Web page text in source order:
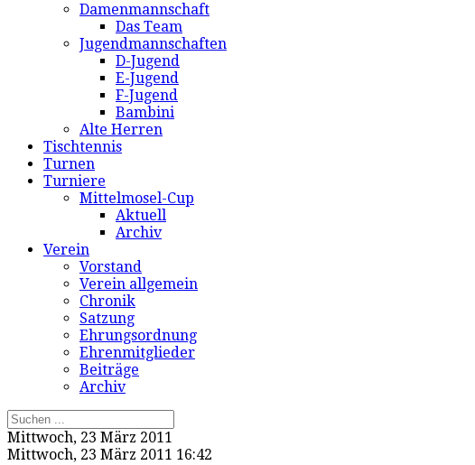
Damenmannschaft
Das Team
Jugendmannschaften
D-Jugend
E-Jugend
F-Jugend
Bambini
Alte Herren
Tischtennis
Turnen
Turniere
Mittelmosel-Cup
Aktuell
Archiv
Verein
Vorstand
Verein allgemein
Chronik
Satzung
Ehrungsordnung
Ehrenmitglieder
Beiträge
Archiv
Mittwoch, 23 März 2011
Mittwoch, 23 März 2011 16:42